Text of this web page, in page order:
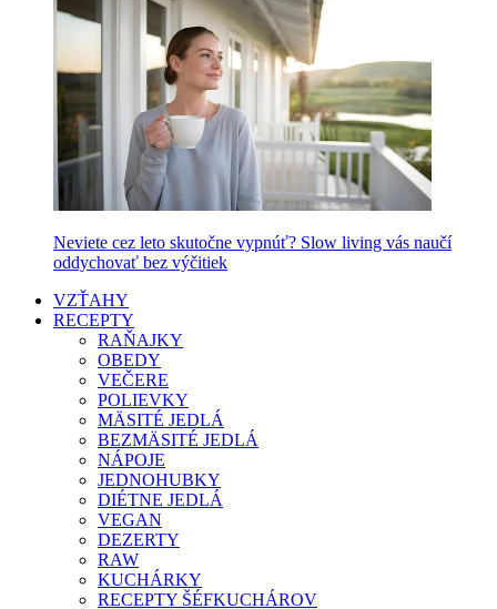
Neviete cez leto skutočne vypnúť? Slow living vás naučí
oddychovať bez výčitiek
VZŤAHY
RECEPTY
RAŇAJKY
OBEDY
VEČERE
POLIEVKY
MÄSITÉ JEDLÁ
BEZMÄSITÉ JEDLÁ
NÁPOJE
JEDNOHUBKY
DIÉTNE JEDLÁ
VEGAN
DEZERTY
RAW
KUCHÁRKY
RECEPTY ŠÉFKUCHÁROV